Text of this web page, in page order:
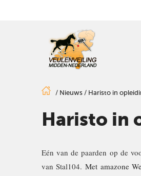
/ Nieuws/ Haristo in
Haristo in
Eén van de paarden op de
van Stal104.Met amazone